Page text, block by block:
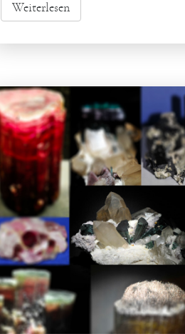
Weiterlesen